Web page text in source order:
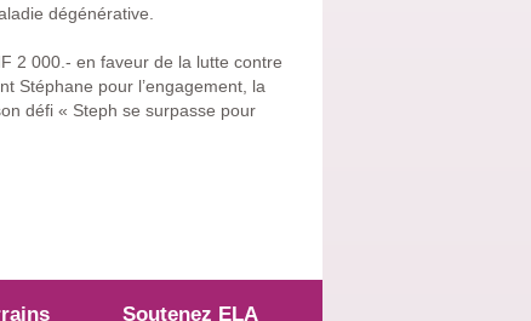
dégénérative.
2 000.- en faveur de la lutte contre
Stéphane pour l’engagement, la
défi « Steph se surpasse pour
Soutenez ELA